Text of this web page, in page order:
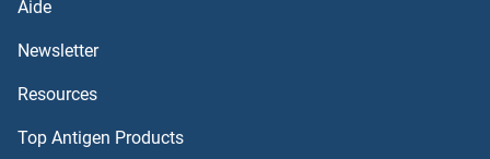
C1QA Kits ELISA
C1q Kits ELISA
C1ORF110 Kits ELISA
Aide
Newsletter
Resources
Top Antigen Products